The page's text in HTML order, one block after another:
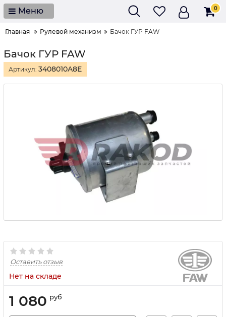
Меню 0
Главная Рулевой механизм Бачок ГУР FAW
Бачок ГУР FAW
Артикул: 3408010A8E
Оставить отзыв
Нет на складе
1 080 руб